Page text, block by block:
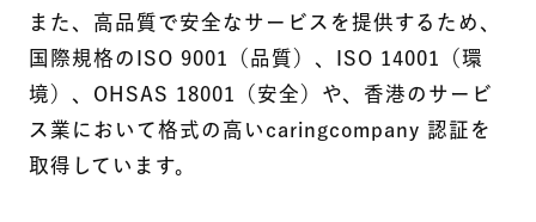
また、高品質で安全なサービスを提供するため、
国際規格のISO 9001（品質）、ISO 14001（環
境）、OHSAS 18001（安全）や、香港のサービ
ス業において格式の高いcaringcompany 認証を
取得しています。